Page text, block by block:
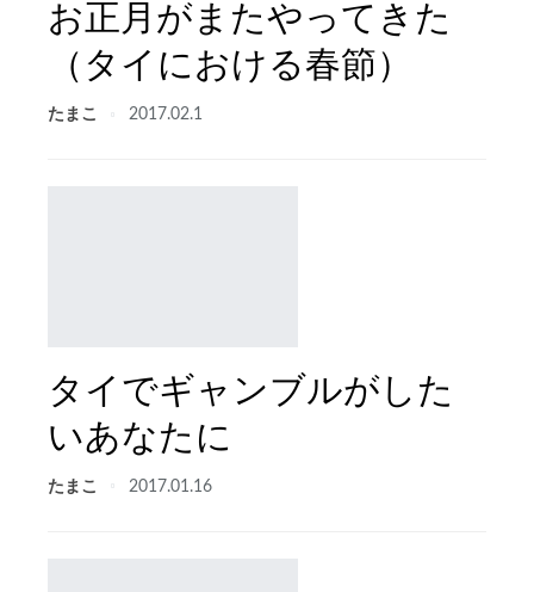
お正月がまたやってきた
（タイにおける春節）
たまこ 2017.02.1
タイでギャンブルがした
いあなたに
たまこ 2017.01.16